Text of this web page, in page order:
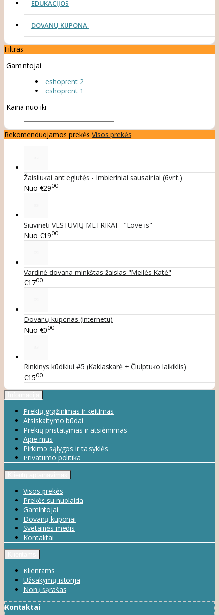
EDUKACIJOS
DOVANŲ KUPONAI
Filtras
Gamintojai
eshoprent 2
eshoprent 1
Kaina nuo iki
Rekomenduojamos prekės Visos prekės
Žaisliukai ant eglutės - Imbieriniai sausainiai (6vnt.)
Nuo €2900
Siuvinėti VESTUVIŲ METRIKAI - "Love is"
Nuo €1900
Vardinė dovana minkštas žaislas "Meilės Katė"
€1700
Dovanų kuponas (internetu)
Nuo €000
Rinkinys kūdikiui #5 (Kaklaskarė + Čiulptuko laikiklis)
€1500
Prekių grąžinimas ir keitimas
Atsiskaitymo būdai
Prekių pristatymas ir atsiėmimas
Apie mus
Pirkimo sąlygos ir taisyklės
Privatumo politika
Visos prekės
Prekės su nuolaida
Gamintojai
Dovanų kuponai
Svetainės medis
Kontaktai
Klientams
Užsakymų istorija
Norų sąrašas
Kontaktai